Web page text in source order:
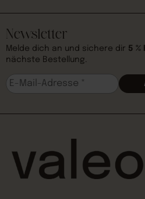
Newsletter
Melde dich an und sichere dir 5 %
nächste Bestellung.